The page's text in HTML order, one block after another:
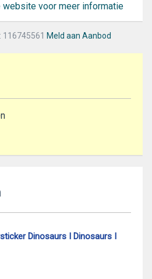
website voor meer informatie
Meld aan Aanbod
Dinosaurs I Dinosaurs I